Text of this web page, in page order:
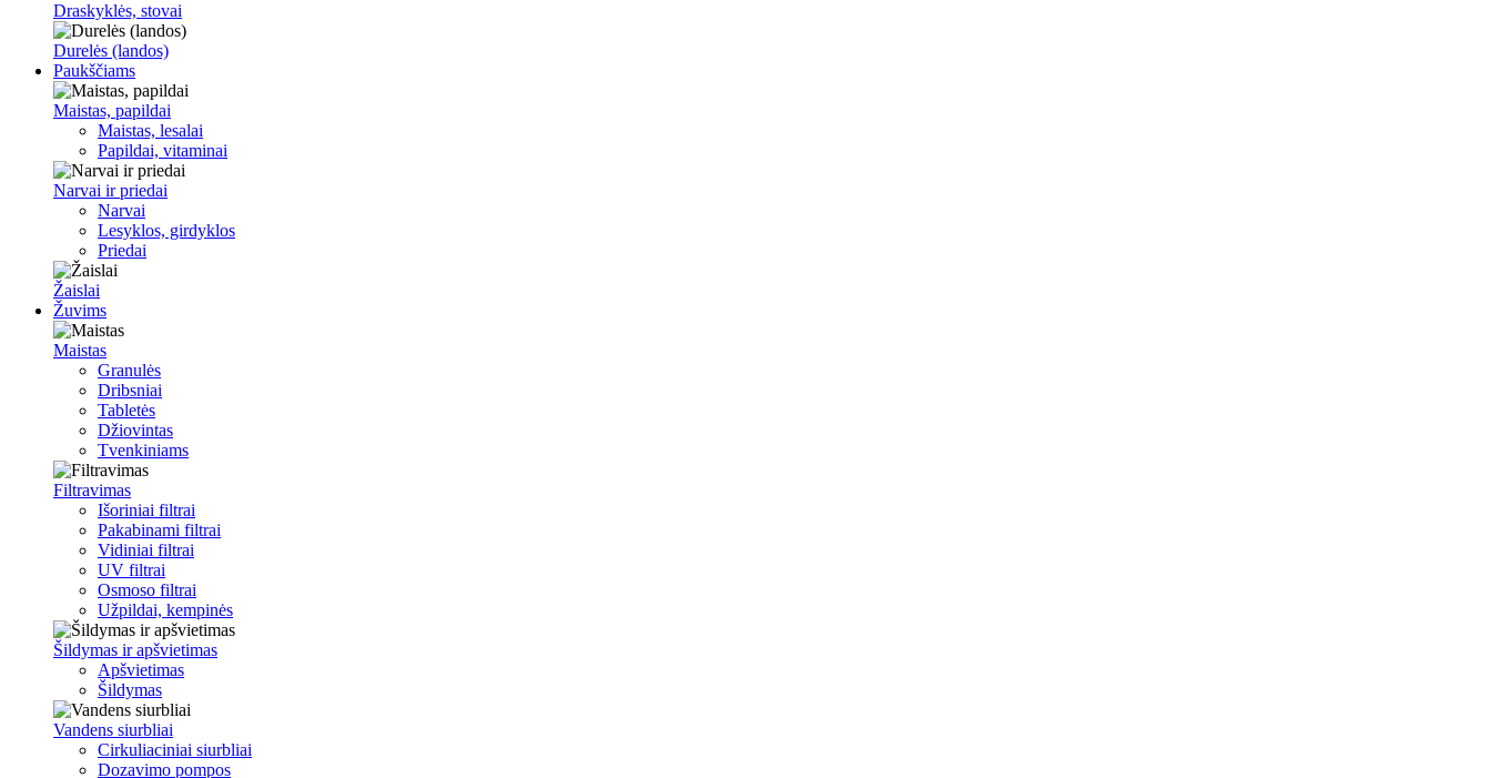
Draskyklės, stovai
Durelės (landos)
Paukščiams
Maistas, papildai
Maistas, lesalai
Papildai, vitaminai
Narvai ir priedai
Narvai
Lesyklos, girdyklos
Priedai
Žaislai
Žuvims
Maistas
Granulės
Dribsniai
Tabletės
Džiovintas
Tvenkiniams
Filtravimas
Išoriniai filtrai
Pakabinami filtrai
Vidiniai filtrai
UV filtrai
Osmoso filtrai
Užpildai, kempinės
Šildymas ir apšvietimas
Apšvietimas
Šildymas
Vandens siurbliai
Cirkuliaciniai siurbliai
Dozavimo pompos